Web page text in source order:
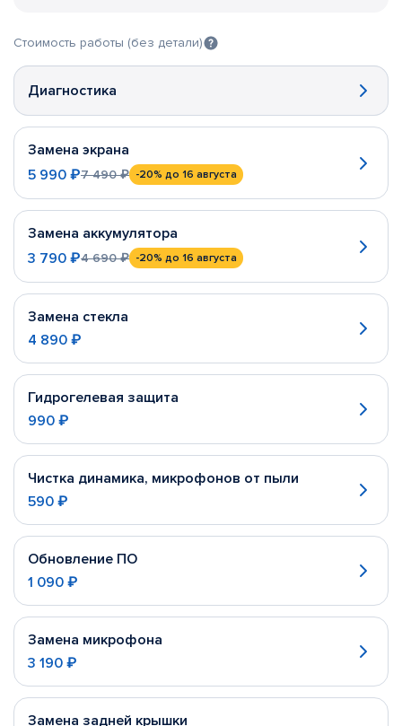
Стоимость работы (без детали)
Диагностика
Замена экрана
5 990 ₽7 490 ₽ -20% до 16 августа
Замена аккумулятора
3 790 ₽4 690 ₽ -20% до 16 августа
Замена стекла
4 890 ₽
Гидрогелевая защита
990 ₽
Чистка динамика, микрофонов от пыли
590 ₽
Обновление ПО
1 090 ₽
Замена микрофона
3 190 ₽
Замена задней крышки